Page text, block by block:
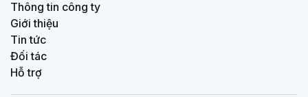
Thông tin công ty
Giới thiệu
Tin tức
Đối tác
Hỗ trợ